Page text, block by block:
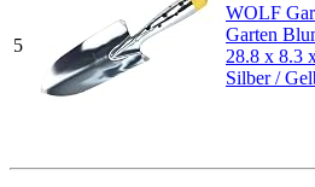
5
WOLF
Garten
28.8 x 8.3
Silber /